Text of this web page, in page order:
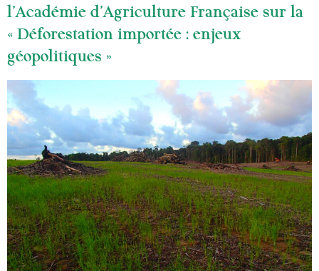
l’Académie d’Agriculture Française sur la
« Déforestation importée : enjeux
géopolitiques »